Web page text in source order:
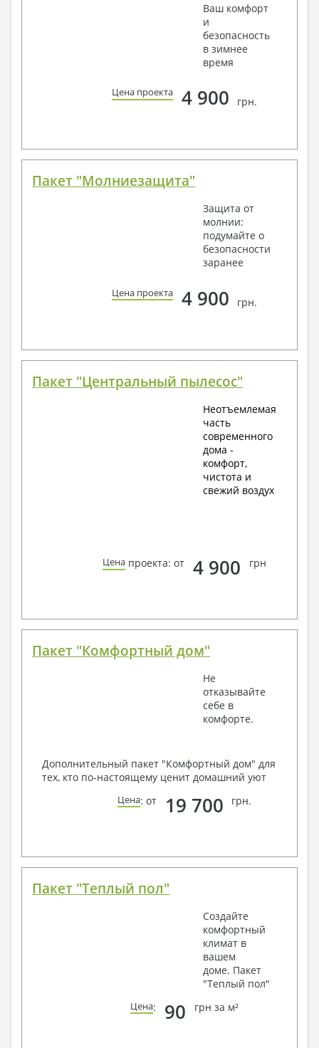
Ваш комфорт
и
безопасность
в зимнее
время
Цена проекта 4 900 грн.
Пакет "Молниезащита"
Защита от
молнии:
подумайте о
безопасности
заранее
Цена проекта 4 900 грн.
Пакет "Центральный пылесос"
Неотъемлемая
часть
современного
дома -
комфорт,
чистота и
свежий воздух
Цена проекта: от 4 900 грн
Пакет "Комфортный дом"
Не
отказывайте
себе в
комфорте.
Дополнительный пакет "Комфортный дом" для
тех, кто по-настоящему ценит домашний уют
Цена: от 19 700 грн.
Пакет "Теплый пол"
Создайте
комфортный
климат в
вашем
доме. Пакет
"Теплый пол"
Цена: 90 грн за м²